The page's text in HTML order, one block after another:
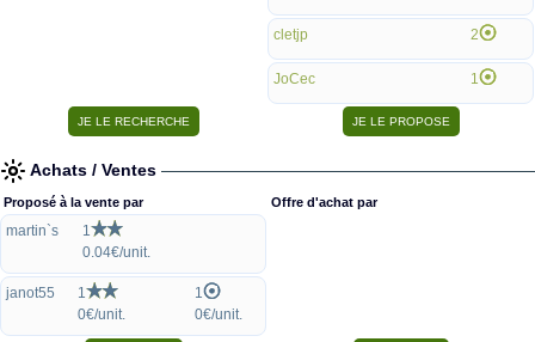
cletjp 2
JoCec 1
Achats / Ventes
Proposé à la vente par
martin`s
1
0.04€/unit.
janot55
1
0€/unit.
1
0€/unit.
Offre d'achat par